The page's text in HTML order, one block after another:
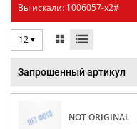
Вы искали: 1006057-x2#
12
Запрошенный артикул
NOT ORIGINAL